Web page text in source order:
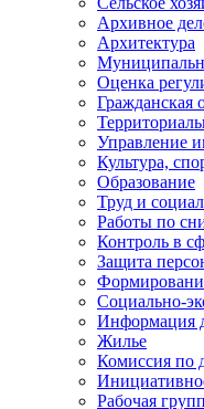
Архивное
Архитектура
Оценка
Гражданская
Управление
Культура,
Образование
Труд и
Работы по
Контроль в
Защита
Социально-
Информация
Жилье
Комиссия по
Рабочая